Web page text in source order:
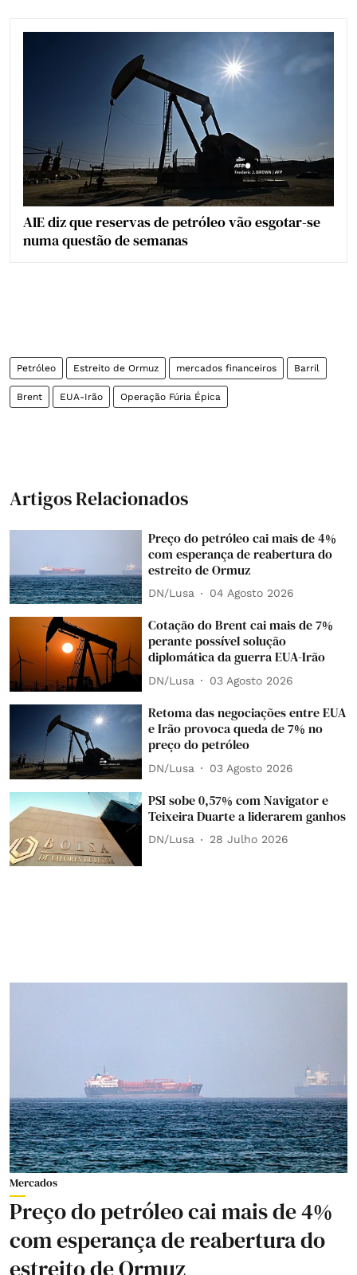
AIE diz que reservas de petróleo vão esgotar-se
numa questão de semanas
Petróleo Estreito de Ormuz mercados financeiros Barril
Brent EUA-Irão Operação Fúria Épica
Artigos Relacionados
Preço do petróleo cai mais de 4%
com esperança de reabertura do
estreito de Ormuz
DN/Lusa 04 Agosto 2026
Cotação do Brent cai mais de 7%
perante possível solução
diplomática da guerra EUA-Irão
DN/Lusa 03 Agosto 2026
Retoma das negociações entre EUA
e Irão provoca queda de 7% no
preço do petróleo
DN/Lusa 03 Agosto 2026
PSI sobe 0,57% com Navigator e
Teixeira Duarte a liderarem ganhos
DN/Lusa 28 Julho 2026
Mercados
Preço do petróleo cai mais de 4%
com esperança de reabertura do
estreito de Ormuz